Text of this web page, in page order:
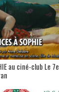
au ciné-club Le 7e